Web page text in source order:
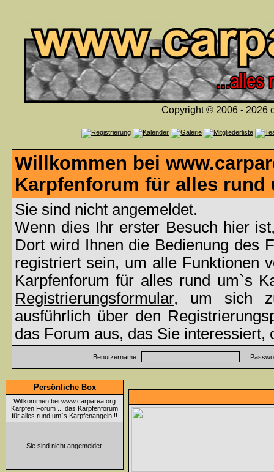
Copyright © 2006 - 2026
Willkommen bei
Karpfenforum für alles rund
Sie sind nicht angemeldet.
Wenn dies Ihr erster Besuch hier
Dort wird Ihnen die Bedienung des
registriert sein, um alle Funktionen
Karpfenforum für alles rund um`s
Registrierungsformular, um sich
ausführlich über den
das Forum aus, das Sie
Benutzername:
Persönliche Box
Willkommen bei www.carparea.org
Karpfen Forum ... das Karpfenforum
für alles rund um`s Karpfenangeln !!
Sie sind nicht angemeldet.